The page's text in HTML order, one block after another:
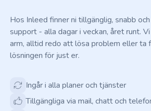
Hos Inleed finner ni tillgänglig, snabb
support - alla dagar i veckan, året runt.
arm, alltid redo att lösa problem eller ta
lösningen för just er.
Ingår i alla planer och tjänster
Tillgängliga via mail, chatt och